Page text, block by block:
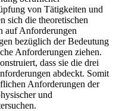
von Tätigkeiten und
sich die theoretischen
auf Anforderungen
bezüglich der Bedeutung
Anforderungen ziehen.
dass sie die drei
abdeckt. Somit
Anforderungen der
und